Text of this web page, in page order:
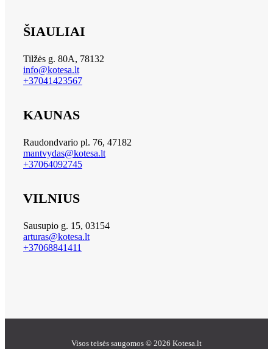
ŠIAULIAI
Tilžės g. 80A, 78132
info@kotesa.lt
+37041423567
KAUNAS
Raudondvario pl. 76, 47182
mantvydas@kotesa.lt
+37064092745
VILNIUS
Sausupio g. 15, 03154
arturas@kotesa.lt
+37068841411
Visos teisės saugomos © 2026 Kotesa.lt